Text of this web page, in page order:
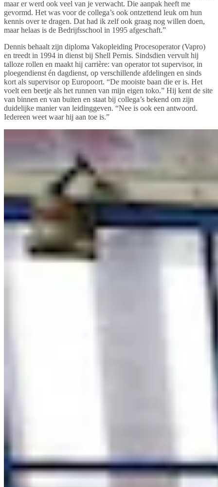
maar er werd ook veel van je verwacht. Die aanpak heeft me
gevormd. Het was voor de collega’s ook ontzettend leuk om hun
kennis over te dragen. Dat had ik zelf ook graag nog willen doen,
maar helaas is de Bedrijfsschool in 1995 afgeschaft.”
Dennis behaalt zijn diploma Vakopleiding Procesoperator (Vapro)
en treedt in 1994 in dienst bij Shell Pernis. Sindsdien vervult hij
talloze rollen en maakt hij carrière: van operator tot supervisor, in
ploegendienst én dagdienst, op verschillende afdelingen en sinds
kort als supervisor op Europoort. “De mooiste baan die er is. Het
voelt een beetje als het runnen van mijn eigen toko.” Hij kent de site
van binnen en van buiten en staat bij collega’s bekend om zijn
duidelijke manier van leidinggeven. “Nee is ook een antwoord.
Iedereen weet waar hij aan toe is.”